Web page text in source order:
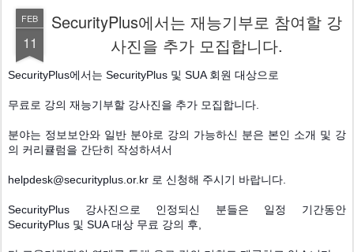
FEB
11
SecurityPlus에서는 재능기부로 참여할 강
사진을 추가 모집합니다.
SecurityPlus에서는 SecurityPlus 및 SUA 회원 대상으로
무료로 강의 재능기부할 강사진을 추가 모집합니다.
분야는 정보보안와 일반 분야로 강의 가능하신 분은 본인 소개 및 강
의 커리큘럼을 간단히 작성하셔서
helpdesk@securityplus.or.kr 로 신청해 주시기 바랍니다.
SecurityPlus 강사진으로 인정되신 분들은 일정 기간동안
SecurityPlus 및 SUA 대상 무료 강의 후,